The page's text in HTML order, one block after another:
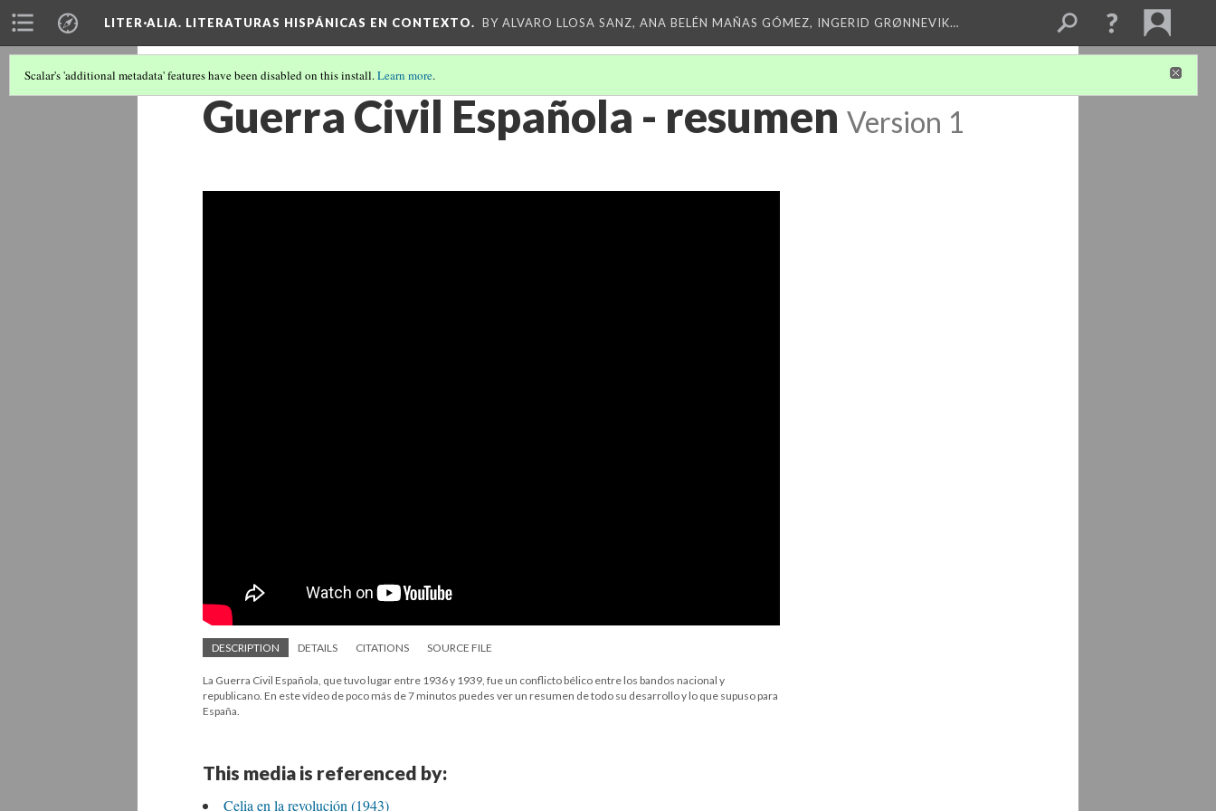
LITER·ALIA. LITERATURAS HISPÁNICAS EN CONTEXTO. BY ALVARO LLOSA SANZ, ANA BELÉN MAÑAS GÓMEZ, INGERID GRØNNEVIK…
Scalar's 'additional metadata' features have been disabled on this install.Learn more.
Guerra Civil Española - resumen Version 1
DESCRIPTION DETAILS CITATIONS SOURCE FILE
La Guerra Civil Española, que tuvo lugar entre 1936 y 1939, fue un conflicto bélico entre los bandos nacional y
republicano. En este vídeo de poco más de 7 minutos puedes ver un resumen de todo su desarrollo y lo que supuso para
España.
This media is referenced by:
Celia en la revolución (1943)